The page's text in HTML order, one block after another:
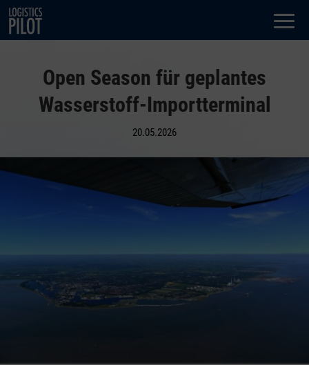
Dialog
window
Open Season für geplantes
Wasserstoff-Importterminal
20.05.2026